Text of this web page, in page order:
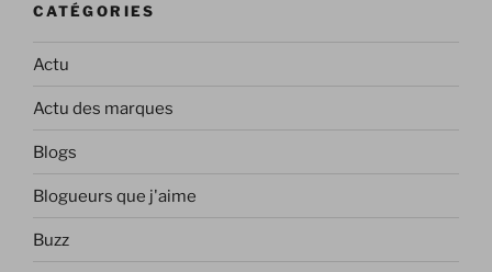
CATÉGORIES
Actu
Actu des marques
Blogs
Blogueurs que j'aime
Buzz